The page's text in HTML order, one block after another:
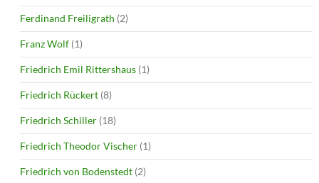
Ferdinand Freiligrath (2)
Franz Wolf (1)
Friedrich Emil Rittershaus (1)
Friedrich Rückert (8)
Friedrich Schiller (18)
Friedrich Theodor Vischer (1)
Friedrich von Bodenstedt (2)